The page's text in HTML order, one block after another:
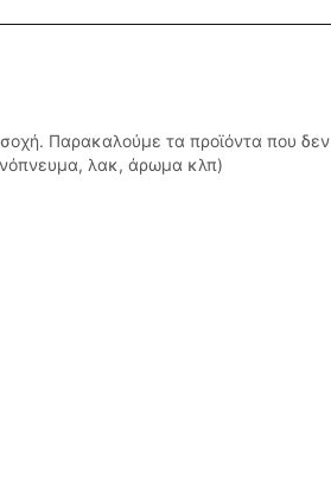
Παρακαλούμε τα προϊόντα που δεν
λακ, άρωμα κλπ)